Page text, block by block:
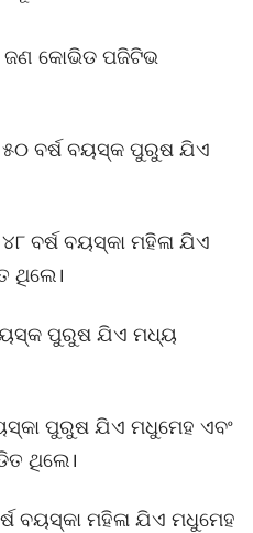
ଜଣ କୋଭିଡ ପଜିଟିଭ
ବର୍ଷ ବୟସ୍କ ପୁରୁଷ ଯିଏ
ବର୍ଷ ବୟସ୍କା ମହିଳା ଯିଏ
ଥିଲେ।
ପୁରୁଷ ଯିଏ ମଧ୍ୟ
ପୁରୁଷ ଯିଏ ମଧୁମେହ ଏବଂ
ଥିଲେ।
ବୟସ୍କା ମହିଳା ଯିଏ ମଧୁମେହ